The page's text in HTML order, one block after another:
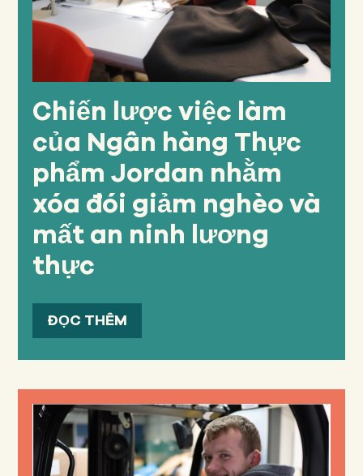
Chiến lược việc làm
của Ngân hàng Thực
phẩm Jordan nhằm
xóa đói giảm nghèo và
mất an ninh lương
thực
ĐỌC THÊM